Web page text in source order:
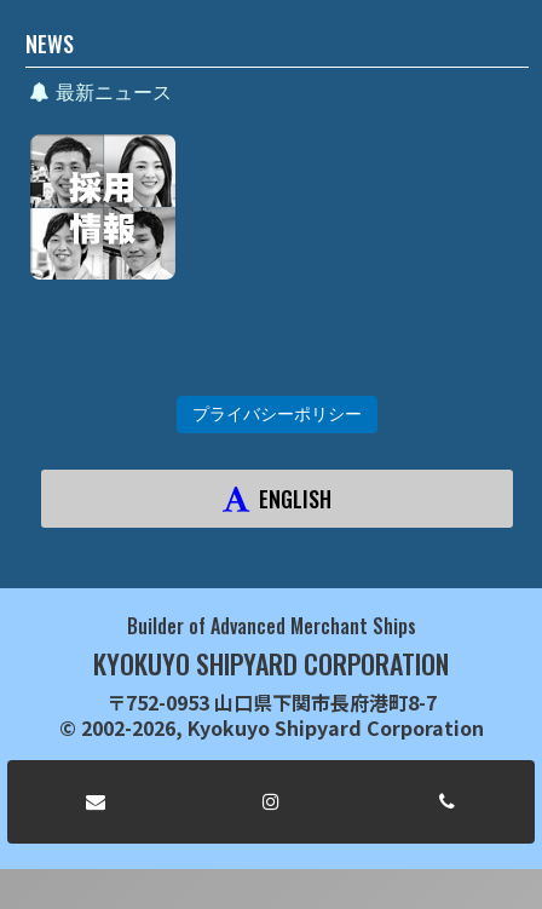
NEWS
最新ニュース
プライバシーポリシー
ENGLISH
Builder of Advanced Merchant Ships
KYOKUYO SHIPYARD CORPORATION
〒752-0953 山口県下関市長府港町8-7
© 2002-2026, Kyokuyo Shipyard Corporation